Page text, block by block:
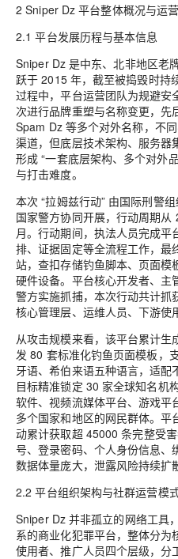
2 Sniper Dz 平台整体概况与运
2.1 平台发展历程与基本信息
Sniper Dz 是中东、北非地区老
跃于 2015 年，截至被捣毁时持
过程中，平台运营团队为规避安
次进行品牌重塑与名称变更，先
Spam Dz 等多个对外名称，不
渠道，但底层技术架构、服务器
形成 “一套底层架构、多个对外
与打击难度。
本次 “拉姆兹行动” 由国际刑警
国家警方协同开展，行动周期
月。行动期间，执法人员完成
排、证据固定等全流程工作，
站，查扣存储钓鱼脚本、页面
硬件设备。平台核心开发者、
警方实施抓捕，本次行动共计
核心管理层、运维人员、下游使
从攻击规模来看，该平台累计
发 80 套标准化钓鱼页面模板，
牙语、希伯来语五种语言，适
目标精准锁定 30 家全球知名机
软件、视频流媒体平台、游戏
多个国家和地区的网民群体。
动累计获取超 45000 条完整受
号、登录密码、个人身份信息、
数据体量庞大，泄露风险持续扩
2.2 平台组织架构与社群运营模
Sniper Dz 并非孤立的网络工具
系的商业化犯罪平台，整体分
使用者、推广人员四个层级，分